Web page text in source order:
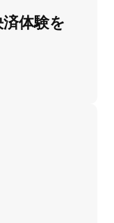
体験を